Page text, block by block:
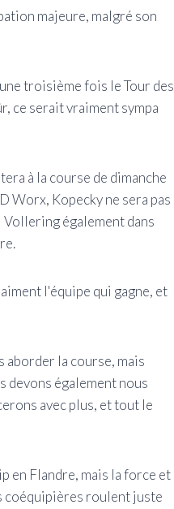
majeure, malgré son
troisième fois le Tour des
ce serait vraiment sympa
à la course de dimanche
Worx, Kopecky ne sera pas
également dans
l'équipe qui gagne, et
aborder la course, mais
devons également nous
avec plus, et tout le
en Flandre, mais la force et
coéquipières roulent juste